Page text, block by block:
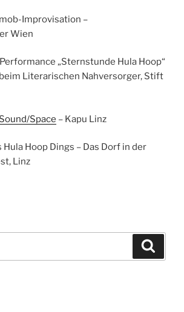
Improvisation –
Wien
„Sternstunde Hula Hoop“
Literarischen Nahversorger, Stift
Space – Kapu Linz
Hula Hoop Dings – Das Dorf in der
Linz